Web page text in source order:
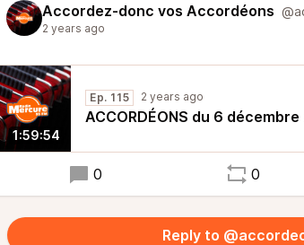
Accordez-donc vos Accordéons
2 years ago
1:59:54
Ep. 115 2 years ago
ACCORDÉONS du 6
0 0
Reply to